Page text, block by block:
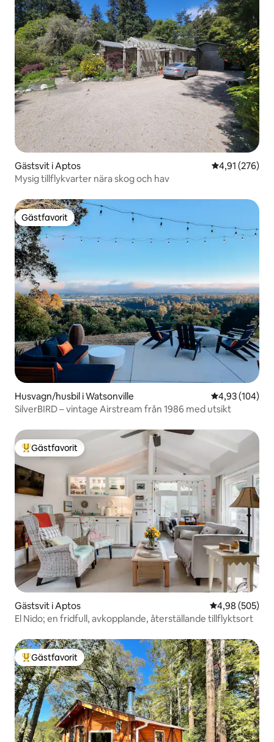
Gästsvit i Aptos 4,91 av 5 i
4,91 (276)
Mysig tillflykvarter nära skog och hav
Gästfavorit
Gästfavorit
Husvagn/husbil i Watsonville 4,93 av 5 i
4,93 (104)
SilverBIRD – vintage Airstream från 1986 med utsikt
Populär gästfavorit
Gästfavorit
Gästsvit i Aptos 4,98 av 5 i
4,98 (505)
El Nido; en fridfull, avkopplande, återställande tillflyktsort
Populär gästfavorit
Gästfavorit